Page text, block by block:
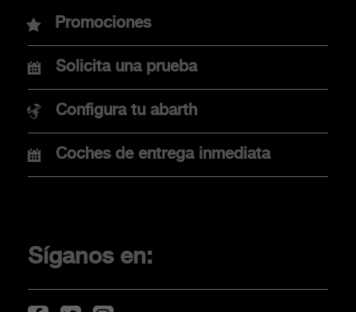
MODELOS
Nuevo Abarth 600e
Nuevo Abarth 500e
COMPRA
Financiación
Localiza tu concesionario
Promociones
Solicita una prueba
Configura tu abarth
Coches de entrega inmediata
Síganos en: